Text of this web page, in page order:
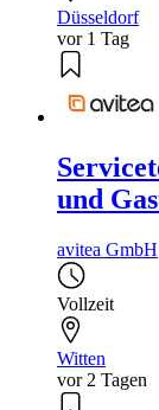
Düsseldorf
vor 1 Tag
und
avitea GmbH
Vollzeit
Witten
vor 2 Tagen